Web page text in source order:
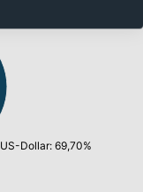
US-Dollar: 69,70%